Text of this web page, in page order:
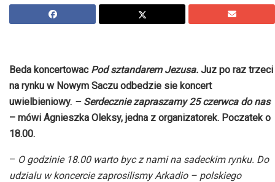
Beda koncertowac Pod sztandarem Jezusa. Juz po raz trzeci
na rynku w Nowym Saczu odbedzie sie koncert
uwielbieniowy. – Serdecznie zapraszamy 25 czerwca do nas
– mówi Agnieszka Oleksy, jedna z organizatorek. Poczatek o
18.00.
– O godzinie 18.00 warto byc z nami na sadeckim rynku. Do
udzialu w koncercie zaprosilismy Arkadio – polskiego